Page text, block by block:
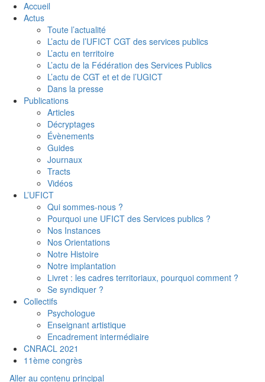
Accueil
Actus
Toute l’actualité
L’actu de l’UFICT CGT des services publics
L’actu en territoire
L’actu de la Fédération des Services Publics
L’actu de CGT et et de l’UGICT
Dans la presse
Publications
Articles
Décryptages
Évènements
Guides
Journaux
Tracts
Vidéos
L’UFICT
Qui sommes-nous ?
Pourquoi une UFICT des Services publics ?
Nos Instances
Nos Orientations
Notre Histoire
Notre implantation
Livret : les cadres territoriaux, pourquoi comment ?
Se syndiquer ?
Collectifs
Psychologue
Enseignant artistique
Encadrement intermédiaire
CNRACL 2021
11ème congrès
Aller au contenu principal